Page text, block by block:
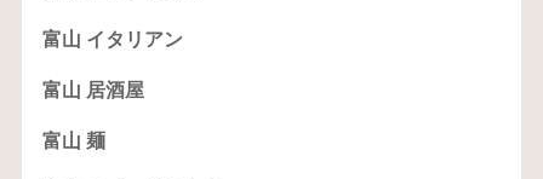
富山 イタリアン
富山 居酒屋
富山 麺